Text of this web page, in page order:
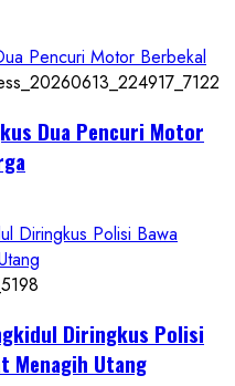
Pencuri Motor Berbekal
Dua Pencuri Motor
Diringkus Polisi Bawa
Diringkus Polisi
Menagih Utang